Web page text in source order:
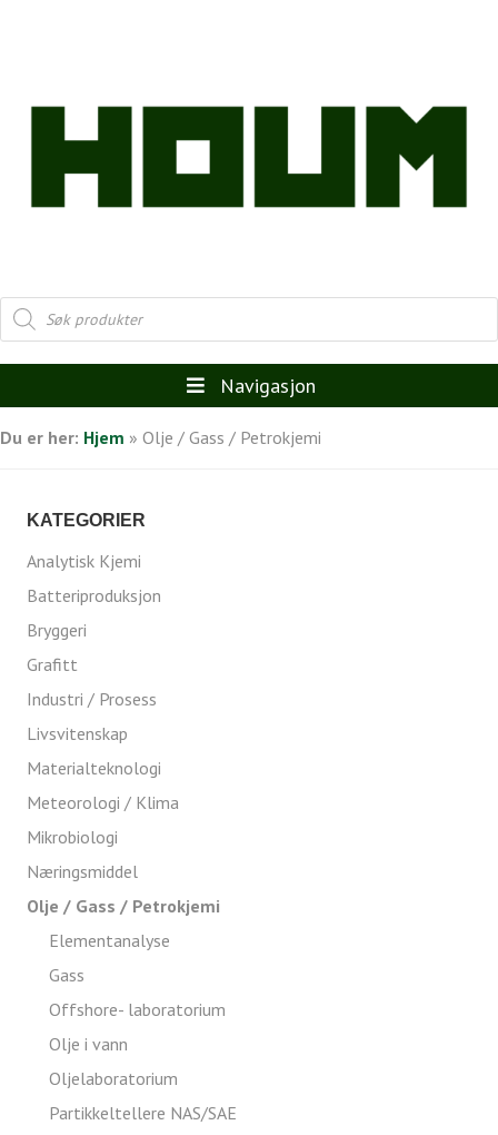
Products
search
Navigasjon
Du er her: Hjem » Olje / Gass / Petrokjemi
KATEGORIER
Analytisk Kjemi
Batteriproduksjon
Bryggeri
Grafitt
Industri / Prosess
Livsvitenskap
Materialteknologi
Meteorologi / Klima
Mikrobiologi
Næringsmiddel
Olje / Gass / Petrokjemi
Elementanalyse
Gass
Offshore- laboratorium
Olje i vann
Oljelaboratorium
Partikkeltellere NAS/SAE